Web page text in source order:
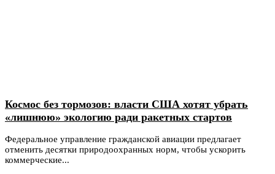
Космос без тормозов: власти США хотят убрать
«лишнюю» экологию ради ракетных стартов
Федеральное управление гражданской авиации предлагает
отменить десятки природоохранных норм, чтобы ускорить
коммерческие...